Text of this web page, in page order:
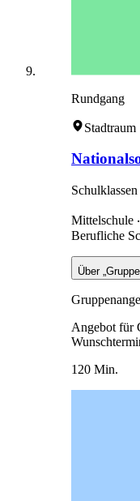
Rundgang
Stadtraum
Schulklassen
Mittelschule
Berufliche
Über
Angebot für
120 Min.